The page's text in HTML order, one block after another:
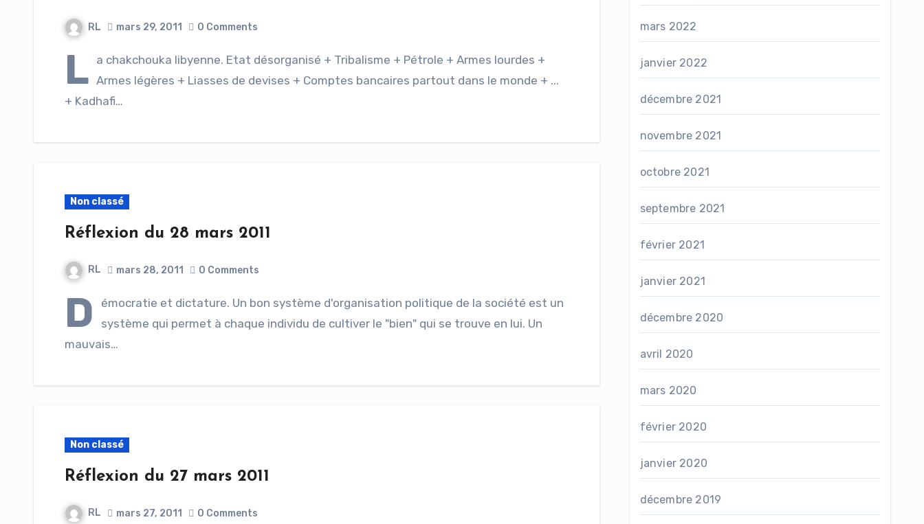
RL mars 29, 2011 0 Comments
L a chakchouka libyenne. Etat désorganisé + Tribalisme + Pétrole + Armes lourdes +
Armes légères + Liasses de devises + Comptes bancaires partout dans le monde + ...
+ Kadhafi…
Non classé
Réflexion du 28 mars 2011
RL mars 28, 2011 0 Comments
D
émocratie et dictature. Un bon système d'organisation politique de la société est un
système qui permet à chaque individu de cultiver le "bien" qui se trouve en lui. Un
mauvais…
Non classé
Réflexion du 27 mars 2011
RL mars 27, 2011 0 Comments
mars 2022
janvier 2022
décembre 2021
novembre 2021
octobre 2021
septembre 2021
février 2021
janvier 2021
décembre 2020
avril 2020
mars 2020
février 2020
janvier 2020
décembre 2019